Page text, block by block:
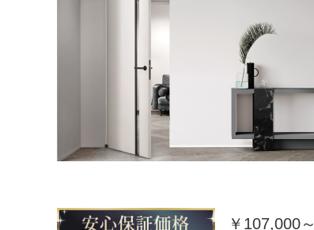
￥107,000～